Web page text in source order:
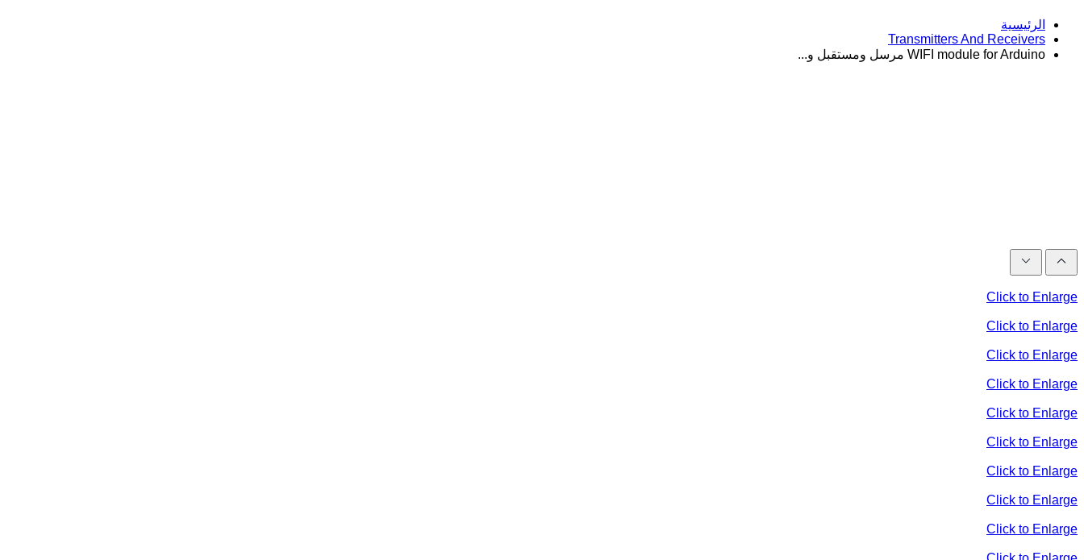
الرئيسية
Transmitters And Receivers
WIFI module for Arduino مرسل ومستقبل و...
Click to Enlarge
Click to Enlarge
Click to Enlarge
Click to Enlarge
Click to Enlarge
Click to Enlarge
Click to Enlarge
Click to Enlarge
Click to Enlarge